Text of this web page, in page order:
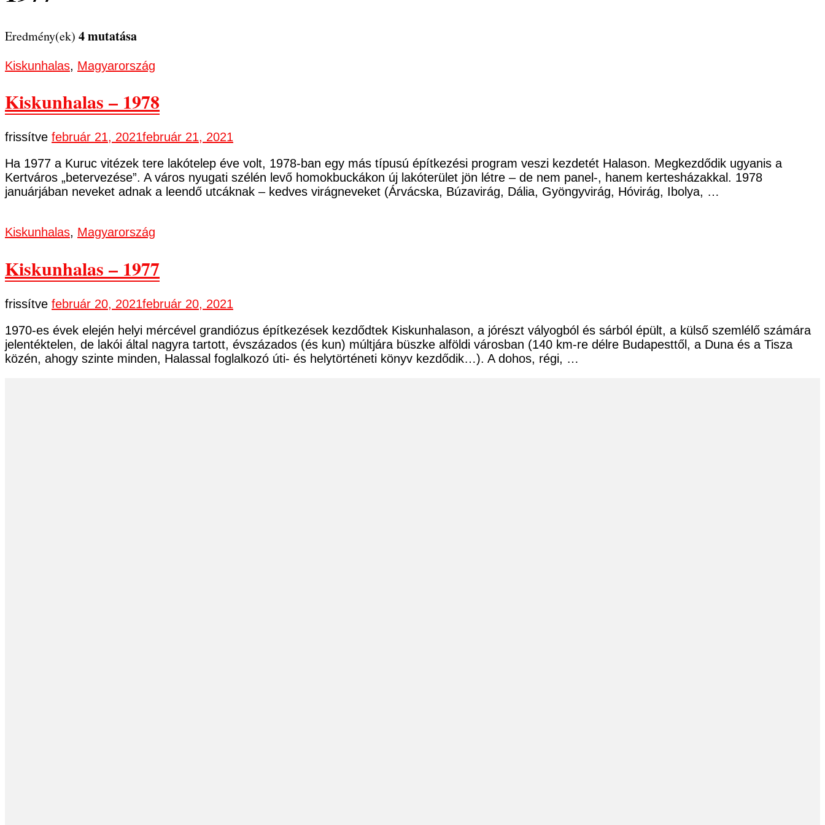
Eredmény(ek) 4 mutatása
Kiskunhalas, Magyarország
Kiskunhalas – 1978
frissítve február 21, 2021február 21, 2021
Ha 1977 a Kuruc vitézek tere lakótelep éve volt, 1978-ban egy más típusú építkezési program veszi kezdetét Halason. Megkezdődik ugyanis a
Kertváros „betervezése”. A város nyugati szélén levő homokbuckákon új lakóterület jön létre – de nem panel-, hanem kertesházakkal. 1978
januárjában neveket adnak a leendő utcáknak – kedves virágneveket (Árvácska, Búzavirág, Dália, Gyöngyvirág, Hóvirág, Ibolya, …
Kiskunhalas, Magyarország
Kiskunhalas – 1977
frissítve február 20, 2021február 20, 2021
1970-es évek elején helyi mércével grandiózus építkezések kezdődtek Kiskunhalason, a jórészt vályogból és sárból épült, a külső szemlélő számára
jelentéktelen, de lakói által nagyra tartott, évszázados (és kun) múltjára büszke alföldi városban (140 km-re délre Budapesttől, a Duna és a Tisza
közén, ahogy szinte minden, Halassal foglalkozó úti- és helytörténeti könyv kezdődik…). A dohos, régi, …